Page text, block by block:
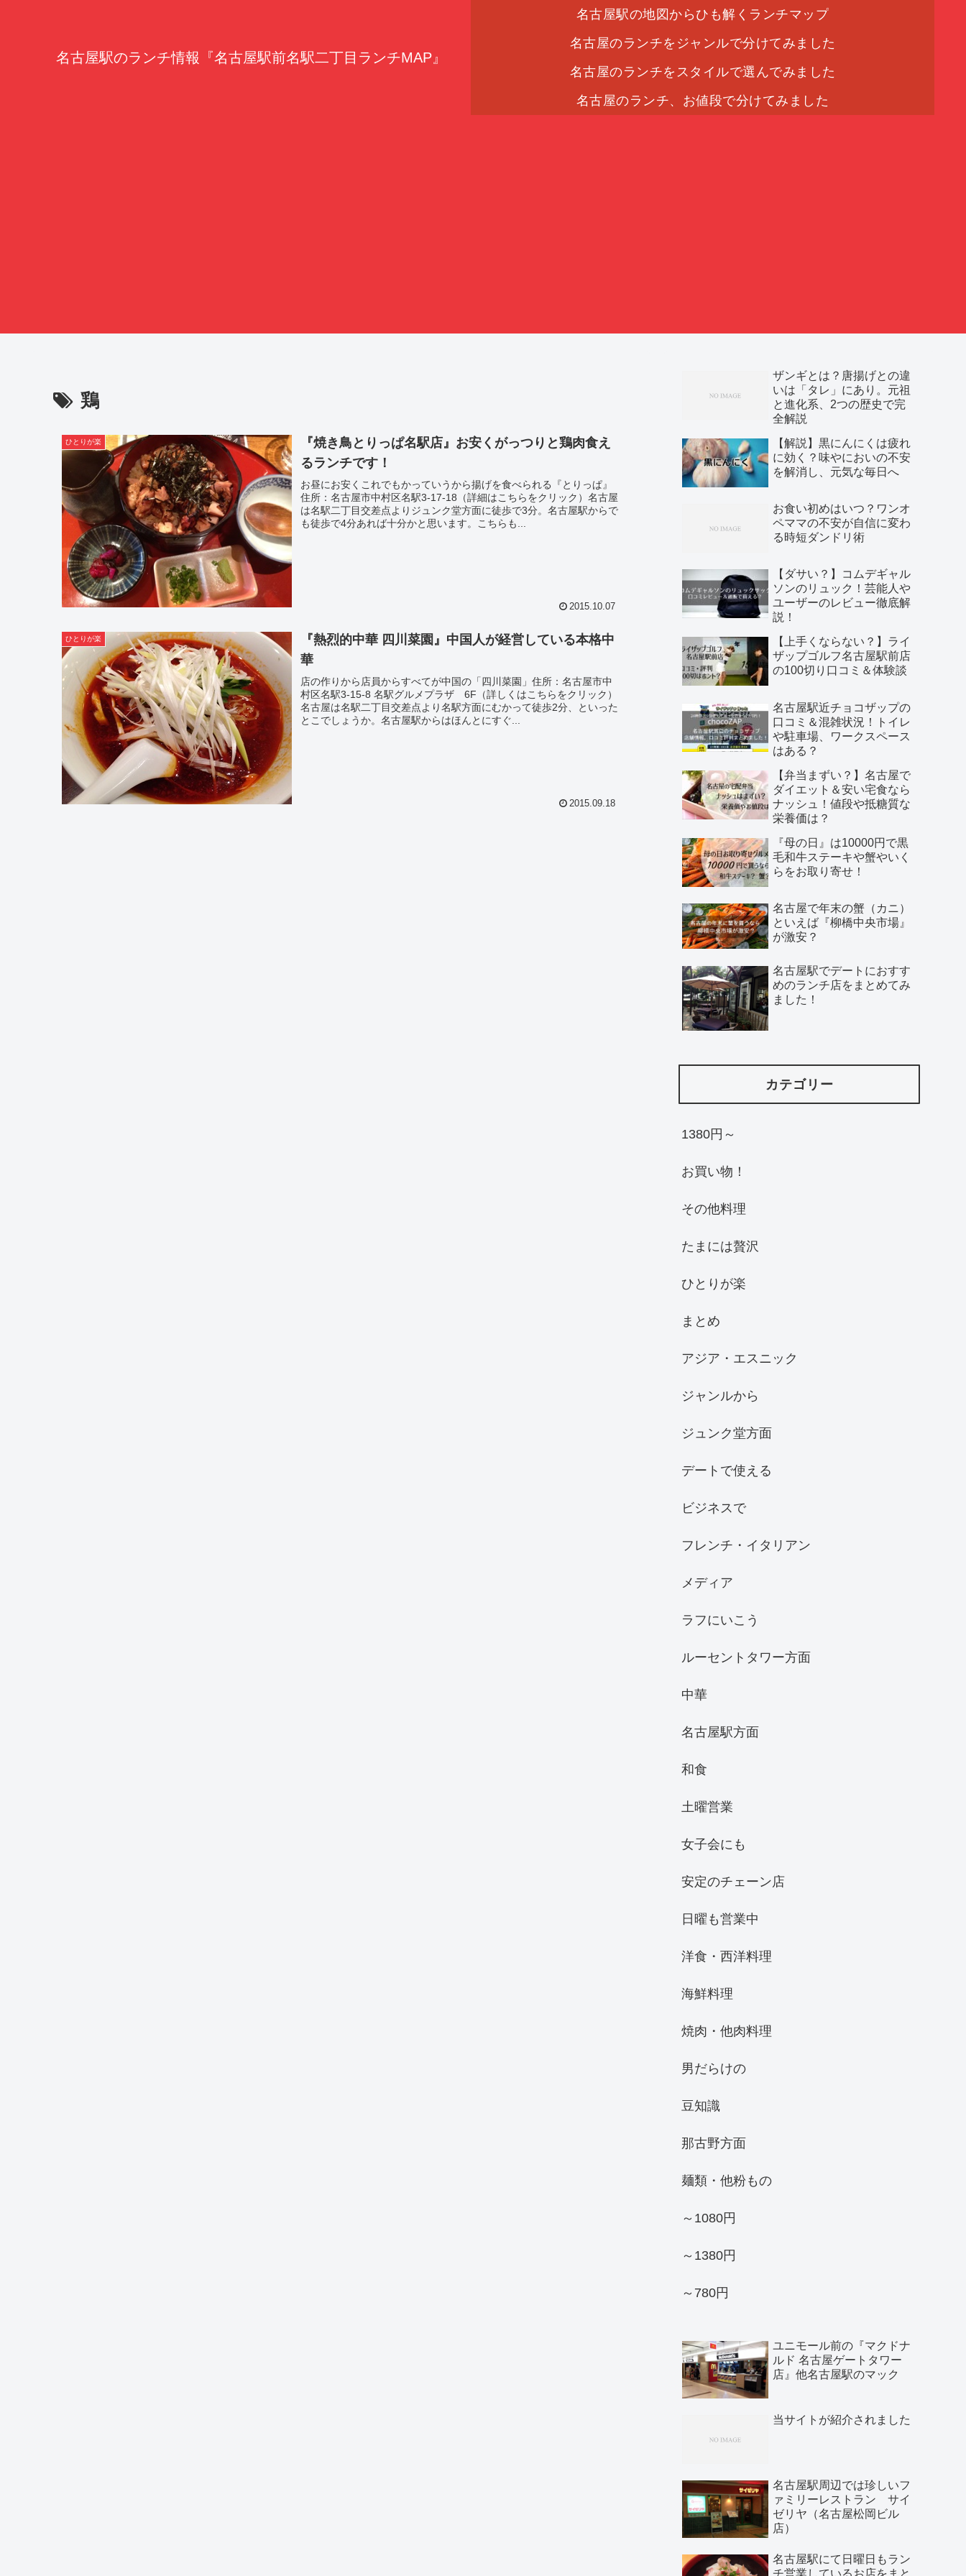
名古屋駅のランチ情報『名古屋駅前名駅二丁目ランチMAP』
名古屋駅の地図からひも解くランチマップ
名古屋のランチをジャンルで分けてみました
名古屋のランチをスタイルで選んでみました
名古屋のランチ、お値段で分けてみました
鶏
ひとりが楽
『焼き鳥とりっぱ名駅店』お安くがっつりと鶏肉食え
るランチです！
お昼にお安くこれでもかっていうから揚げを食べられる『とりっぱ』
住所：名古屋市中村区名駅3-17-18（詳細はこちらをクリック）名古屋
は名駅二丁目交差点よりジュンク堂方面に徒歩で3分。名古屋駅からで
も徒歩で4分あれば十分かと思います。こちらも...
2015.10.07
ひとりが楽
『熱烈的中華 四川菜園』中国人が経営している本格中
華
店の作りから店員からすべてが中国の「四川菜園」住所：名古屋市中
村区名駅3-15-8 名駅グルメプラザ 6F（詳しくはこちらをクリック）
名古屋は名駅二丁目交差点より名駅方面にむかって徒歩2分、といった
とこでしょうか。名古屋駅からはほんとにすぐ...
2015.09.18
ザンギとは？唐揚げとの違
いは「タレ」にあり。元祖
と進化系、2つの歴史で完
全解説
【解説】黒にんにくは疲れ
に効く？味やにおいの不安
を解消し、元気な毎日へ
お食い初めはいつ？ワンオ
ペママの不安が自信に変わ
る時短ダンドリ術
【ダサい？】コムデギャル
ソンのリュック！芸能人や
ユーザーのレビュー徹底解
説！
【上手くならない？】ライ
ザップゴルフ名古屋駅前店
の100切り口コミ＆体験談
名古屋駅近チョコザップの
口コミ＆混雑状況！トイレ
や駐車場、ワークスペース
はある？
【弁当まずい？】名古屋で
ダイエット＆安い宅食なら
ナッシュ！値段や抵糖質な
栄養価は？
『母の日』は10000円で黒
毛和牛ステーキや蟹やいく
らをお取り寄せ！
名古屋で年末の蟹（カニ）
といえば『柳橋中央市場』
が激安？
名古屋駅でデートにおすす
めのランチ店をまとめてみ
ました！
カテゴリー
1380円～
お買い物！
その他料理
たまには贅沢
ひとりが楽
まとめ
アジア・エスニック
ジャンルから
ジュンク堂方面
デートで使える
ビジネスで
フレンチ・イタリアン
メディア
ラフにいこう
ルーセントタワー方面
中華
名古屋駅方面
和食
土曜営業
女子会にも
安定のチェーン店
日曜も営業中
洋食・西洋料理
海鮮料理
焼肉・他肉料理
男だらけの
豆知識
那古野方面
麺類・他粉もの
～1080円
～1380円
～780円
ユニモール前の『マクドナ
ルド 名古屋ゲートタワー
店』他名古屋駅のマック
当サイトが紹介されました
名古屋駅周辺では珍しいフ
ァミリーレストラン サイ
ゼリヤ（名古屋松岡ビル
店）
名古屋駅にて日曜日もラン